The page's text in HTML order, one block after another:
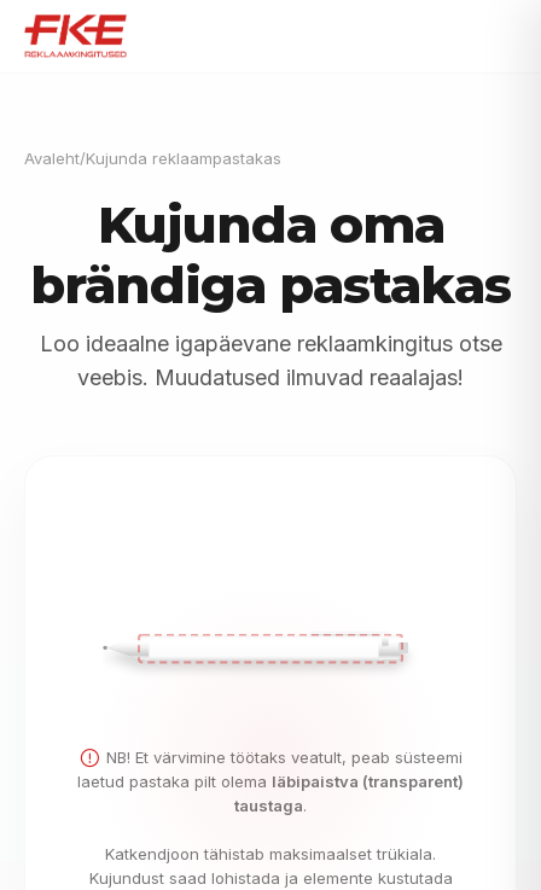
Avaleht/Kujunda reklaampastakas
Kujunda oma
brändiga pastakas
Loo ideaalne igapäevane reklaamkingitus otse
veebis. Muudatused ilmuvad reaalajas!
NB! Et värvimine töötaks veatult, peab süsteemi
laetud pastaka pilt olema läbipaistva (transparent)
taustaga.
Katkendjoon tähistab maksimaalset trükiala.
Kujundust saad lohistada ja elemente kustutada